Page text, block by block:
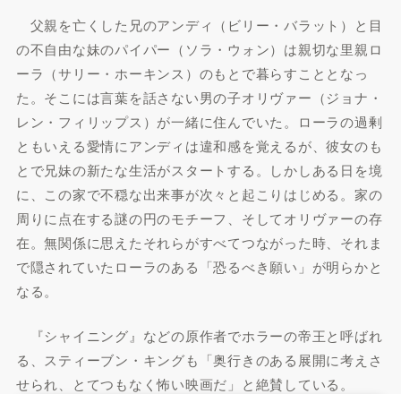
父親を亡くした兄のアンディ（ビリー・バラット）と目
の不自由な妹のパイパー（ソラ・ウォン）は親切な里親ロ
ーラ（サリー・ホーキンス）のもとで暮らすこととなっ
た。そこには言葉を話さない男の子オリヴァー（ジョナ・
レン・フィリップス）が一緒に住んでいた。ローラの過剰
ともいえる愛情にアンディは違和感を覚えるが、彼女のも
とで兄妹の新たな生活がスタートする。しかしある日を境
に、この家で不穏な出来事が次々と起こりはじめる。家の
周りに点在する謎の円のモチーフ、そしてオリヴァーの存
在。無関係に思えたそれらがすべてつながった時、それま
で隠されていたローラのある「恐るべき願い」が明らかと
なる。
『シャイニング』などの原作者でホラーの帝王と呼ばれ
る、スティーブン・キングも「奥行きのある展開に考えさ
せられ、とてつもなく怖い映画だ」と絶賛している。